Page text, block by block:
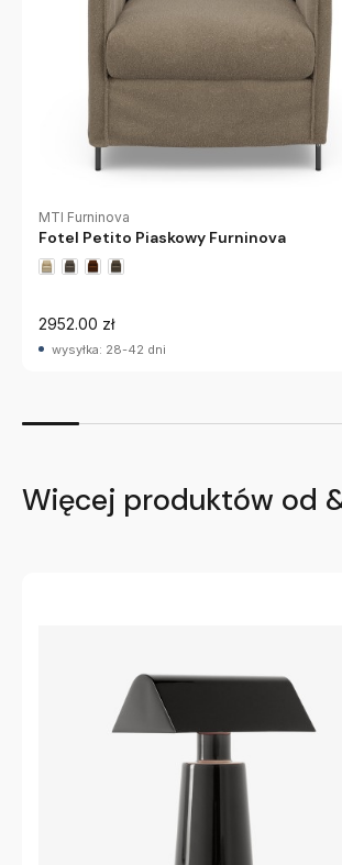
MTI Furninova
Fotel Petito Piaskowy Furninova
2952.00 zł
wysyłka: 28-42 dni
Więcej produktów od